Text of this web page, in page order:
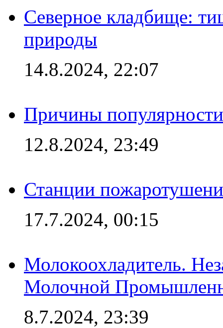
Северное кладбище:
природы
14.8.2024, 22:07
Причины
12.8.2024, 23:49
Станции
17.7.2024, 00:15
Молокоохладитель.
Молочной
8.7.2024, 23:39